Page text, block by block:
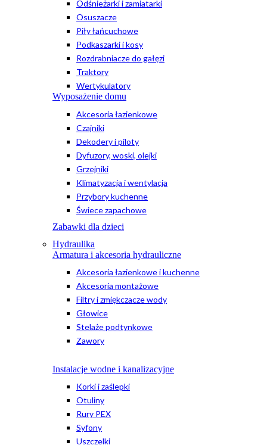
Odśnieżarki i zamiatarki
Osuszacze
Piły łańcuchowe
Podkaszarki i kosy
Rozdrabniacze do gałęzi
Traktory
Wertykulatory
Wyposażenie domu
Akcesoria łazienkowe
Czajniki
Dekodery i piloty
Dyfuzory, woski, olejki
Grzejniki
Klimatyzacja i wentylacja
Przybory kuchenne
Świece zapachowe
Zabawki dla dzieci
Hydraulika
Armatura i akcesoria hydrauliczne
Akcesoria łazienkowe i kuchenne
Akcesoria montażowe
Filtry i zmiękczacze wody
Głowice
Stelaże podtynkowe
Zawory
Instalacje wodne i kanalizacyjne
Korki i zaślepki
Otuliny
Rury PEX
Syfony
Uszczelki